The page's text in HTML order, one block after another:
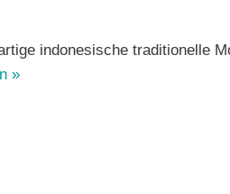
indonesische traditionelle
»